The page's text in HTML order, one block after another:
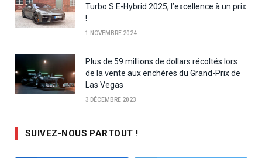
Turbo S E-Hybrid 2025, l’excellence à un prix
!
1 NOVEMBRE 2024
Plus de 59 millions de dollars récoltés lors
de la vente aux enchères du Grand-Prix de
Las Vegas
3 DÉCEMBRE 2023
SUIVEZ-NOUS PARTOUT !